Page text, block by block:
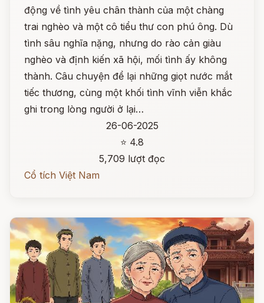
động về tình yêu chân thành của một chàng
trai nghèo và một cô tiểu thư con phú ông. Dù
tình sâu nghĩa nặng, nhưng do rào cản giàu
nghèo và định kiến xã hội, mối tình ấy không
thành. Câu chuyện để lại những giọt nước mắt
tiếc thương, cùng một khối tình vĩnh viễn khắc
ghi trong lòng người ở lại…
26-06-2025
⭐ 4.8
5,709 lượt đọc
Cổ tích Việt Nam